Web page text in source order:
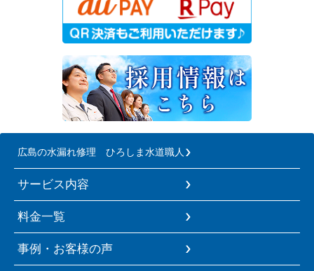
広島の水漏れ修理 ひろしま水道職人
サービス内容
料金一覧
事例・お客様の声